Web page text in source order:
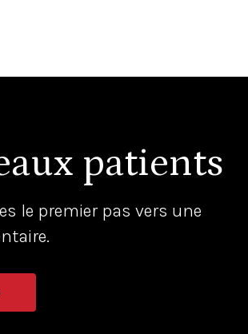
patients
le premier pas vers une